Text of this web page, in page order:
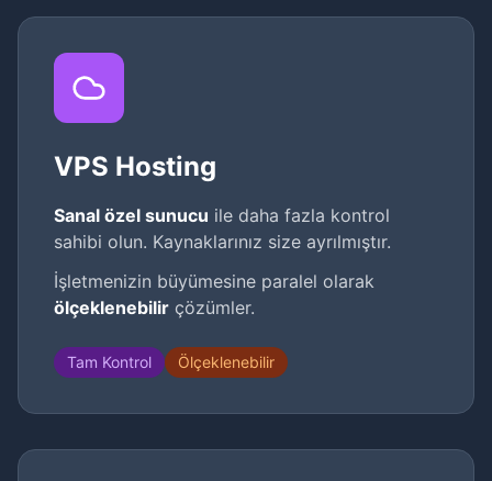
VPS Hosting
Sanal özel sunucu ile daha fazla kontrol
sahibi olun. Kaynaklarınız size ayrılmıştır.
İşletmenizin büyümesine paralel olarak
ölçeklenebilir çözümler.
Tam Kontrol Ölçeklenebilir